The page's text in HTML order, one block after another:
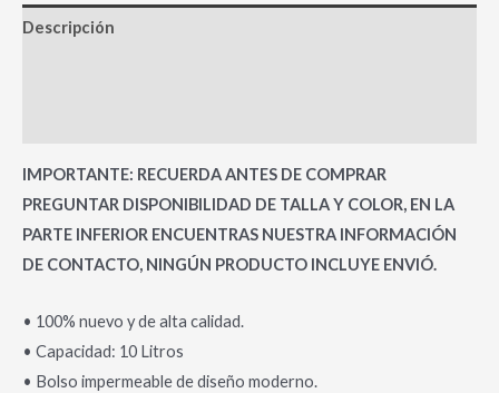
Descripción
IMPORTANTE: RECUERDA ANTES DE COMPRAR
PREGUNTAR DISPONIBILIDAD DE TALLA Y COLOR, EN LA
PARTE INFERIOR ENCUENTRAS NUESTRA INFORMACIÓN
DE CONTACTO, NINGÚN PRODUCTO INCLUYE ENVIÓ.
• 100% nuevo y de alta calidad.
• Capacidad: 10 Litros
• Bolso impermeable de diseño moderno.